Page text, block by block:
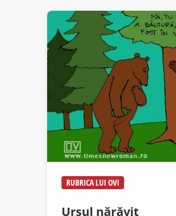
RUBRICA LUI OVI
Ursul nărăvit